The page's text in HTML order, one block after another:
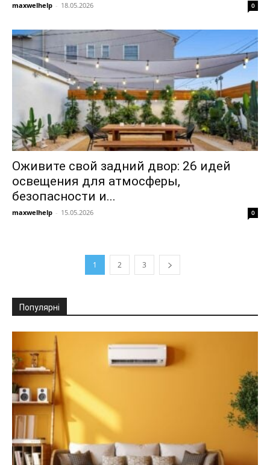
maxwelhelp - 18.05.2026 0
Оживите свой задний двор: 26 идей
освещения для атмосферы,
безопасности и...
maxwelhelp - 15.05.2026 0
1 2 3
Популярні